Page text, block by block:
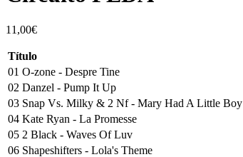
11,00€
Título
01 O-zone - Despre Tine
02 Danzel - Pump It Up
03 Snap Vs. Milky & 2 Nf - Mary Had A Little Boy
04 Kate Ryan - La Promesse
05 2 Black - Waves Of Luv
06 Shapeshifters - Lola's Theme